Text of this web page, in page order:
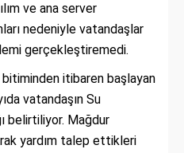
ve ana server
nedeniyle vatandaşlar
gerçekleştiremedi.
itibaren başlayan
vatandaşın Su
belirtiliyor. Mağdur
yardım talep ettikleri